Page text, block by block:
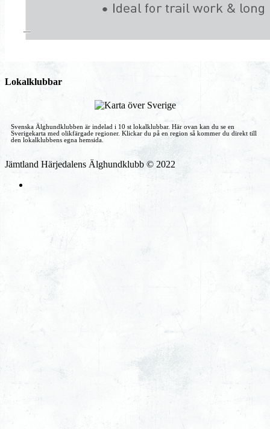
Lokalklubbar
Svenska Älghundklubben är indelad i 10 st lokalklubbar. Här ovan kan du se en
Sverigekarta med olikfärgade regioner. Klickar du på en region så kommer du direkt till
den lokalklubbens egna hemsida.
Jämtland Härjedalens Älghundklubb © 2022